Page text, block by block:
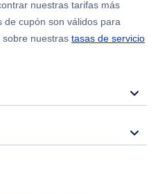
Kong
nuestras tarifas más
de cupón son válidos para
nuestras tasas de servicio